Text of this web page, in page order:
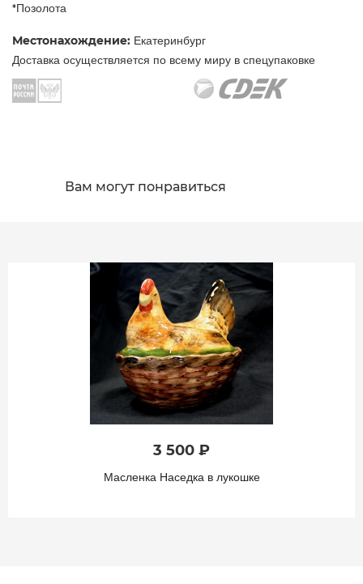
*Позолота
Местонахождение: Екатеринбург
Доставка осуществляется по всему миру в спецупаковке
Вам могут понравиться
3 500 ₽
Масленка Наседка в лукошке